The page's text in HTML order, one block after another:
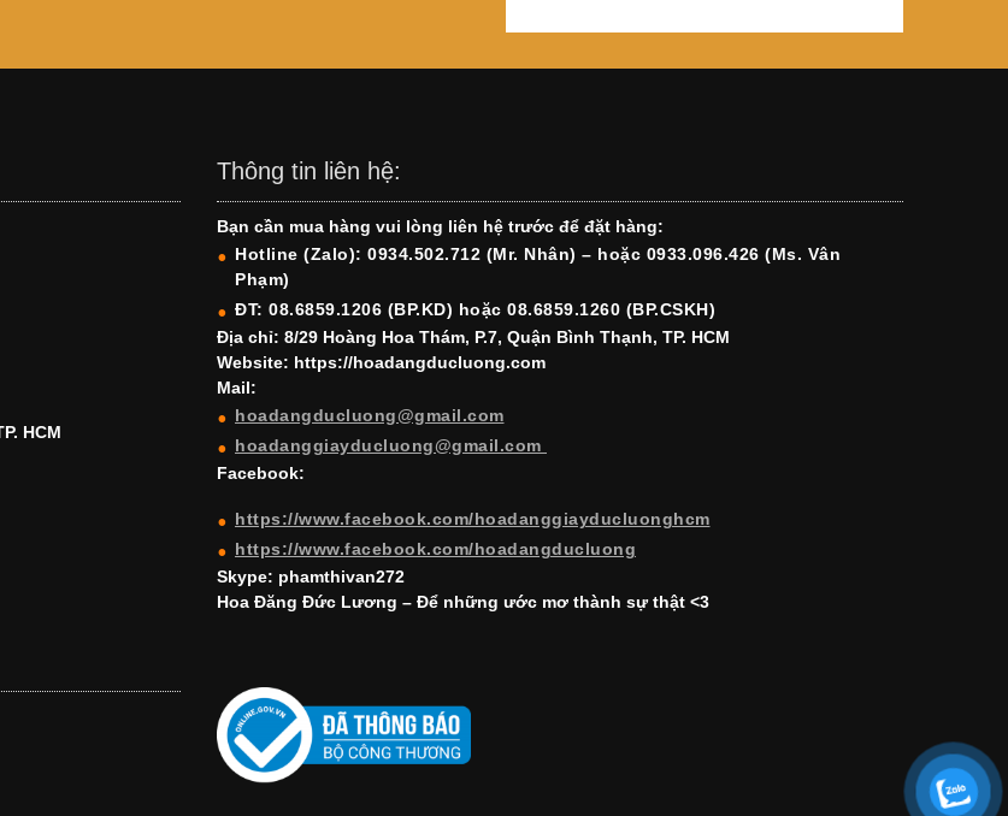
HCM
Thông tin liên hệ:
Bạn cần mua hàng vui lòng liên hệ trước để đặt hàng:
Hotline (Zalo): 0934.502.712 (Mr. Nhân) – hoặc 0933.096.426 (Ms. Vân
Phạm)
ĐT: 08.6859.1206 (BP.KD) hoặc 08.6859.1260 (BP.CSKH)
Địa chỉ: 8/29 Hoàng Hoa Thám, P.7, Quận Bình Thạnh, TP. HCM
Website: https://hoadangducluong.com
Mail:
hoadangducluong@gmail.com
hoadanggiayducluong@gmail.com
Facebook:
https://www.facebook.com/hoadanggiayducluonghcm
https://www.facebook.com/hoadangducluong
Skype: phamthivan272
Hoa Đăng Đức Lương – Để những ước mơ thành sự thật <3